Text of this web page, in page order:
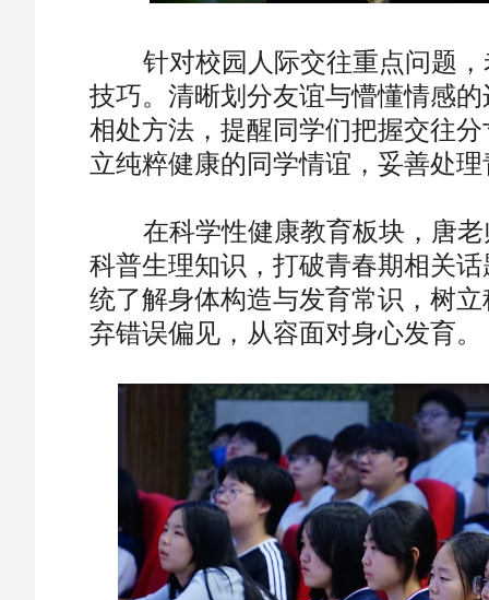
针对校园人际交往重点问题，
技巧。清晰划分友谊与懵懂情感
相处方法，提醒同学们把握交往
立纯粹健康的同学情谊，妥善处
在科学性健康教育板块，唐老
科普生理知识，打破青春期相关
统了解身体构造与发育常识，树
弃错误偏见，从容面对身心发育。